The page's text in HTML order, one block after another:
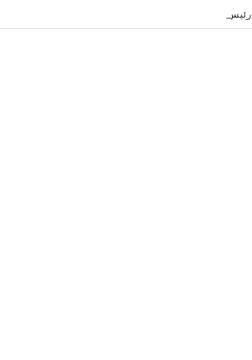
رئيس القابضة للبتروكيماويات يتفقد مصنع ووتك لإنتاج الواح MDF الخشبية من قش الأرز